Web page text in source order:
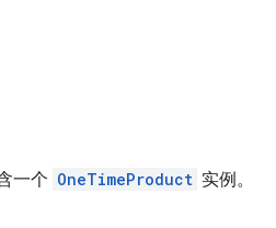
一个 OneTimeProduct 实例。